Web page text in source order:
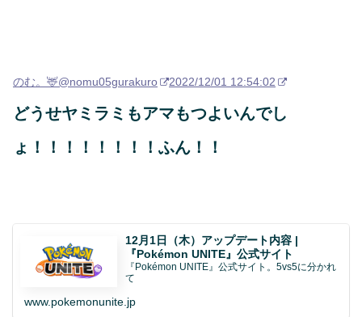
のむ。🦌@nomu05gurakuro 2022/12/01 12:54:02
どうせヤミラミもアマもつよいんでし
ょ！！！！！！！！ふん！！
12月1日（木）アップデート内容 |
『Pokémon UNITE』公式サイト
『Pokémon UNITE』公式サイト。5vs5に分かれ
て
www.pokemonunite.jp